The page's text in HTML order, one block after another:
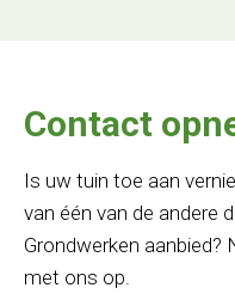
Contact
Is uw tuin toe aan
van één van de andere
Grondwerken aanbied?
met ons op.